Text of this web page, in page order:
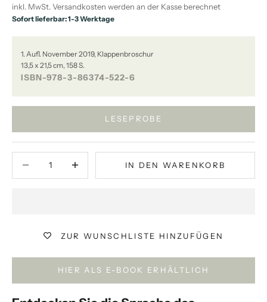
inkl. MwSt. Versandkosten werden an der Kasse berechnet
Sofort lieferbar: 1-3 Werktage
1. Aufl. November 2019, Klappenbroschur
13,5 x 21,5 cm, 158 S.
ISBN-978-3-86374-522-6
LESEPROBE
IN DEN WARENKORB
ZUR WUNSCHLISTE HINZUFÜGEN
HIER ALS E-BOOK ERHÄLTLICH